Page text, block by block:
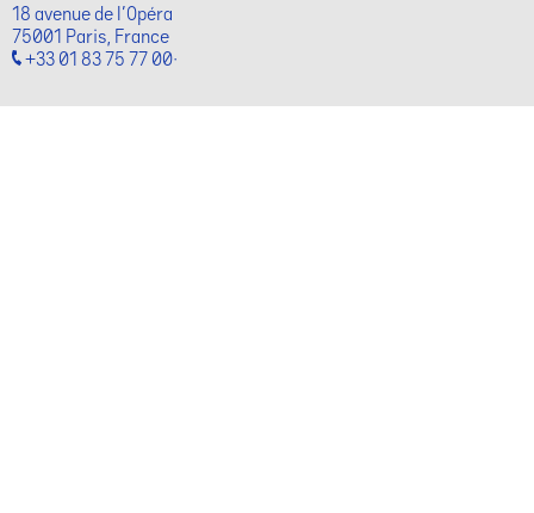
18 avenue de l'Opéra
75001 Paris, France
+33 01 83 75 77 00·